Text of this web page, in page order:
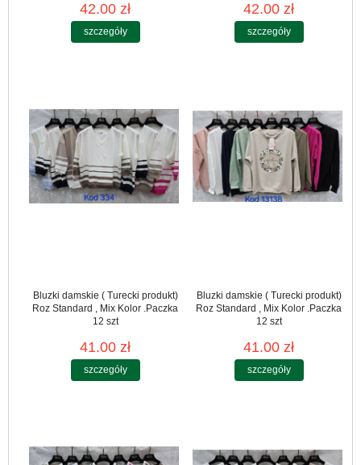
42.00 zł
szczegóły
42.00 zł
szczegóły
Bluzki damskie ( Turecki produkt)
Roz Standard , Mix Kolor .Paczka
12 szt
41.00 zł
szczegóły
Bluzki damskie ( Turecki produkt)
Roz Standard , Mix Kolor .Paczka
12 szt
41.00 zł
szczegóły